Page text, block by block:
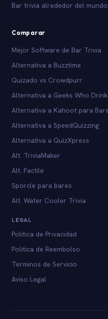
Bar trivia alrededor del mundo
Comparar
Mejor Software de Bar Trivia
Alternativa a Buzztime
Quizado vs Crowdpurr
Alternativa a Geeks Who Drink
Alternativa a Kahoot para
Alternativa a SpeedQuizzing
Alternativa a QuizXpress
Alt. TriviaMaker
Alt. Factile
Sporcle para bares
Alt. Water Cooler Trivia
LEGAL
Politica de Privacidad
Politica de Reembolso
Terminos de Servicio
Aviso Legal